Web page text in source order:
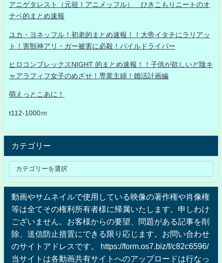
アニゲタレスト（元祖！アニメッフル） ひきこもりニートのオ
ナベ的まとめ速報
ユカ・ヨネッフル！初老的まとめ速報！！大帝イタチにラリアッ
ト！害獣神アリ・ガー被害に必殺！パイルドライバー
ヒロコンプレックスNIGHT 的まとめ速報！！子供が欲しいど陰キ
ャアラフィフ女子のめざせ！専業主婦！婚活計画編
萌えっとこあに！
t112-1000ｍ
カテゴリー
動画やサムネイルで使用している映像の著作権や肖像権
等は全てその権利所有者様に帰属いたします。申しわけ
ございません。お客様からの要望、問題がある記事を削
除、送信防止措置にできる限り応じます。お問い合わせ
のサイトアドレスです。 https://form.os7.biz/f/c82c6596/
当サイトは各動画共有サイトへのアップロードは行なっ